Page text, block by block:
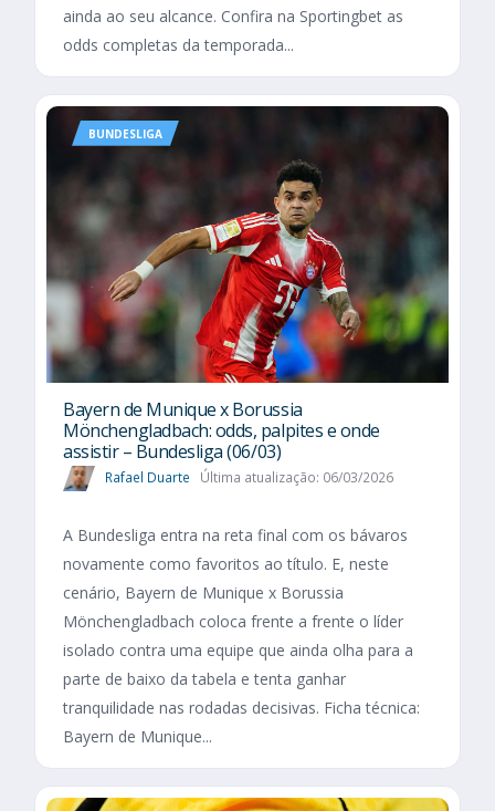
ainda ao seu alcance. Confira na Sportingbet as
odds completas da temporada...
BUNDESLIGA
Bayern de Munique x Borussia
Mönchengladbach: odds, palpites e onde
assistir – Bundesliga (06/03)
Rafael Duarte Última atualização: 06/03/2026
A Bundesliga entra na reta final com os bávaros
novamente como favoritos ao título. E, neste
cenário, Bayern de Munique x Borussia
Mönchengladbach coloca frente a frente o líder
isolado contra uma equipe que ainda olha para a
parte de baixo da tabela e tenta ganhar
tranquilidade nas rodadas decisivas. Ficha técnica:
Bayern de Munique...